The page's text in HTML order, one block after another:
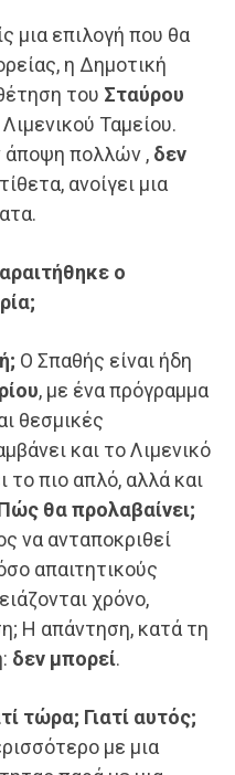
μια επιλογή που θα
η Δημοτική
του Σταύρου
Ταμείου.
άποψη πολλών , δεν
ανοίγει μια
ο
Ο Σπαθής είναι ήδη
, με ένα πρόγραμμα
θεσμικές
και το Λιμενικό
το πιο απλό, αλλά και
θα προλαβαίνει;
να ανταποκριθεί
απαιτητικούς
χρόνο,
Η απάντηση, κατά τη
δεν μπορεί.
τώρα; Γιατί αυτός;
με μια